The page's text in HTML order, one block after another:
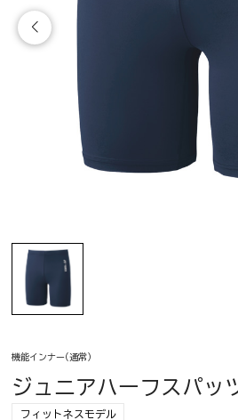
機能インナー(通常)
ジュニアハーフスパッ
フィットネスモデル